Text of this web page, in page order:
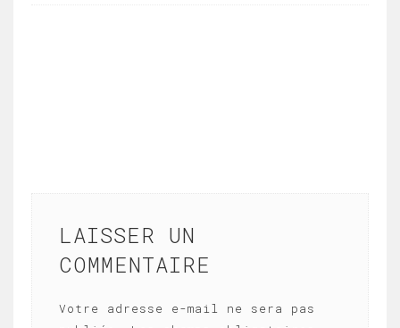
LAISSER UN
COMMENTAIRE
Votre adresse e-mail ne sera pas